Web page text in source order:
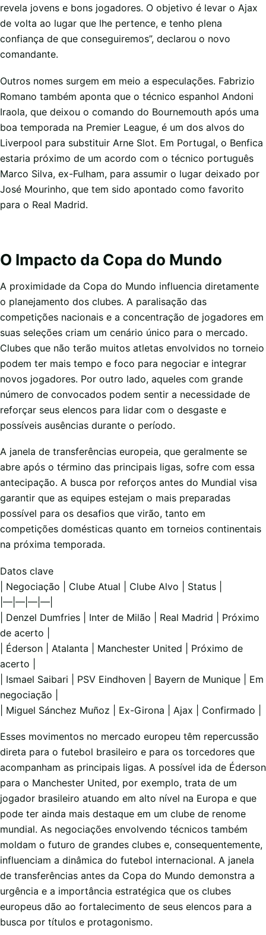
revela jovens e bons jogadores. O objetivo é levar o Ajax
de volta ao lugar que lhe pertence, e tenho plena
confiança de que conseguiremos”, declarou o novo
comandante.
Outros nomes surgem em meio a especulações. Fabrizio
Romano também aponta que o técnico espanhol Andoni
Iraola, que deixou o comando do Bournemouth após uma
boa temporada na Premier League, é um dos alvos do
Liverpool para substituir Arne Slot. Em Portugal, o Benfica
estaria próximo de um acordo com o técnico português
Marco Silva, ex-Fulham, para assumir o lugar deixado por
José Mourinho, que tem sido apontado como favorito
para o Real Madrid.
O Impacto da Copa do Mundo
A proximidade da Copa do Mundo influencia diretamente
o planejamento dos clubes. A paralisação das
competições nacionais e a concentração de jogadores em
suas seleções criam um cenário único para o mercado.
Clubes que não terão muitos atletas envolvidos no torneio
podem ter mais tempo e foco para negociar e integrar
novos jogadores. Por outro lado, aqueles com grande
número de convocados podem sentir a necessidade de
reforçar seus elencos para lidar com o desgaste e
possíveis ausências durante o período.
A janela de transferências europeia, que geralmente se
abre após o término das principais ligas, sofre com essa
antecipação. A busca por reforços antes do Mundial visa
garantir que as equipes estejam o mais preparadas
possível para os desafios que virão, tanto em
competições domésticas quanto em torneios continentais
na próxima temporada.
Datos clave
| Negociação | Clube Atual | Clube Alvo | Status |
|—|—|—|—|
| Denzel Dumfries | Inter de Milão | Real Madrid | Próximo
de acerto |
| Éderson | Atalanta | Manchester United | Próximo de
acerto |
| Ismael Saibari | PSV Eindhoven | Bayern de Munique | Em
negociação |
| Miguel Sánchez Muñoz | Ex-Girona | Ajax | Confirmado |
Esses movimentos no mercado europeu têm repercussão
direta para o futebol brasileiro e para os torcedores que
acompanham as principais ligas. A possível ida de Éderson
para o Manchester United, por exemplo, trata de um
jogador brasileiro atuando em alto nível na Europa e que
pode ter ainda mais destaque em um clube de renome
mundial. As negociações envolvendo técnicos também
moldam o futuro de grandes clubes e, consequentemente,
influenciam a dinâmica do futebol internacional. A janela
de transferências antes da Copa do Mundo demonstra a
urgência e a importância estratégica que os clubes
europeus dão ao fortalecimento de seus elencos para a
busca por títulos e protagonismo.